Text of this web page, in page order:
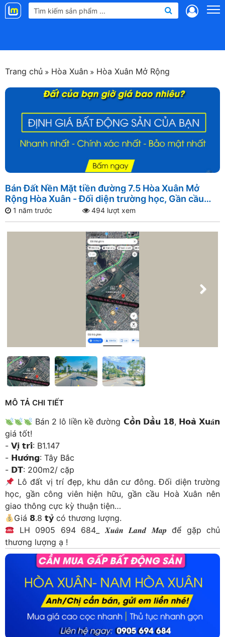
Landmap
Trang chủ Hòa Xuân Hòa Xuân Mở Rộng
Bán Đất Nền Mặt tiền đường 7.5 Hòa Xuân Mở
Rộng Hòa Xuân - Đối diện trường học, Gần cầu
Hòa Xuân, Gần Cầu Nguyễn Tri Phương
1 năm trước 494 lượt xem
MÔ TẢ CHI TIẾT
Bán 2 lô liền kề đường 𝗖𝗼̂̀𝗻 𝗗𝗮̂̀𝘂 𝟭𝟴, 𝗛𝗼𝗮̀ 𝗫𝘂𝐚̂𝗻
giá tốt!
- 𝗩𝗶̣ 𝘁𝗿𝗶́: B1.147
- 𝗛𝘂̛𝗼̛́𝗻𝗴: Tây Bắc
- 𝗗𝗧: 200m2/ cặp
Lô đất vị trí đẹp, khu dân cư đông. Đối diện trường
học, gần công viên hiện hữu, gần cầu Hoà Xuân nên
giao thông cực kỳ thuận tiện…
Giá 𝟴.8 𝘁𝘆̉ có thương lượng.
LH 0905 694 684_ 𝑿𝒖𝒂̂𝒏 𝑳𝒂𝒏𝒅 𝑴𝒂𝒑 để gặp chủ
thương lượng ạ !